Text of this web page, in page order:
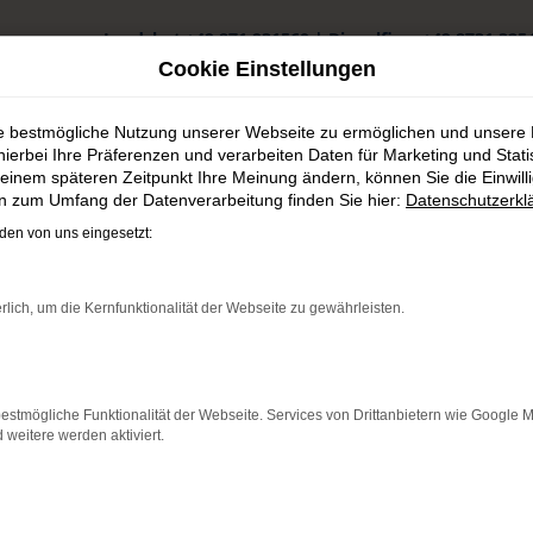
Landshut +49 871 931560|Dingolfing +49 8731
günstig kaufen
bestens motorisiert durch Deggendorf. Wir verstehen uns
Gerne lassen wir Sie bei uns vor Ort einsteigen –
Darüber hinaus erhalten Sie bei uns auch
die Ihnen das Autohaus Schneider bietet.
Cookie Einstellungen
bestmögliche Nutzung unserer Webseite zu ermöglichen und unsere
Ihre Präferenzen und verarbeiten Daten für Marketing und
späteren Zeitpunkt Ihre Meinung ändern, können Sie die
zum Umfang der Datenverarbeitung finden Sie hier:
von uns eingesetzt:
um die Kernfunktionalität der Webseite zu gewährleisten.
Funktionalität der Webseite. Services von Drittanbietern wie Google
weitere werden aktiviert.